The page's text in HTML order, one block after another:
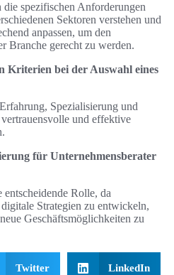
die spezifischen Anforderungen
Sektoren verstehen und
anpassen, um den
Branche gerecht zu werden.
Kriterien bei der Auswahl eines
Spezialisierung und
und effektive
für Unternehmensberater
Rolle, da
Strategien zu entwickeln,
Geschäftsmöglichkeiten zu
Twitter LinkedIn